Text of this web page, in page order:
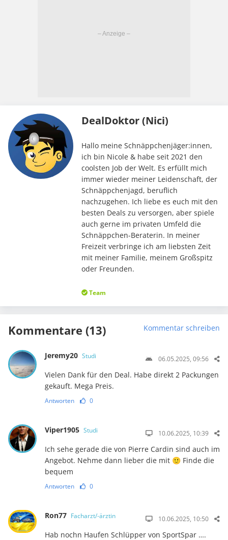
DealDoktor (Nici)
Hallo meine Schnäppchenjäger:innen,
ich bin Nicole & habe seit 2021 den
coolsten Job der Welt. Es erfüllt mich
immer wieder meiner Leidenschaft, der
Schnäppchenjagd, beruflich
nachzugehen. Ich liebe es euch mit den
besten Deals zu versorgen, aber spiele
auch gerne im privaten Umfeld die
Schnäppchen-Beraterin. In meiner
Freizeit verbringe ich am liebsten Zeit
mit meiner Familie, meinem Großspitz
oder Freunden.
Team
Kommentare (13) Kommentar schreiben
Jeremy20 Studi 06.05.2025, 09:56
Vielen Dank für den Deal. Habe direkt 2 Packungen
gekauft. Mega Preis.
Antworten 0
Viper1905 Studi 10.06.2025, 10:39
Ich sehe gerade die von Pierre Cardin sind auch im
Angebot. Nehme dann lieber die mit 🙂 Finde die
bequem
Antworten 0
Ron77 Facharzt/-ärztin 10.06.2025, 10:50
Hab nochn Haufen Schlüpper von SportSpar ….